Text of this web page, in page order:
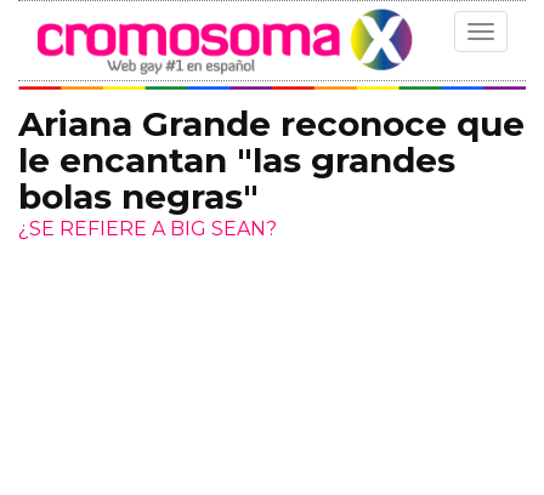
Toggle
Ariana Grande reconoce que
le encantan "las grandes
bolas negras"
¿SE REFIERE A BIG SEAN?